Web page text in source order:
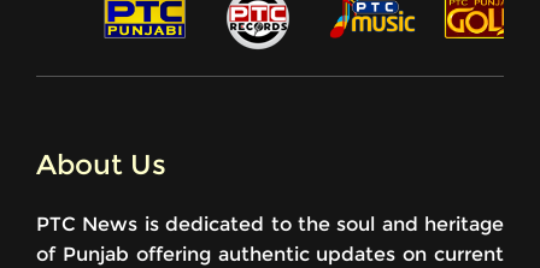
About Us
PTC News is dedicated to the soul and heritage
of Punjab offering authentic updates on current